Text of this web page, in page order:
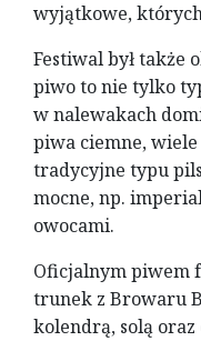
wyjątkowe,
Festiwal był także
piwo to nie tylko
w nalewakach
piwa ciemne,
tradycyjne typu
mocne, np.
owocami.
Oficjalnym piwem
trunek z Browaru
kolendrą, solą